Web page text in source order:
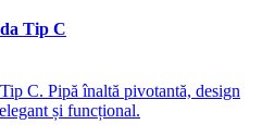
Tip C
C. Pipă înaltă pivotantă, design
și funcțional.